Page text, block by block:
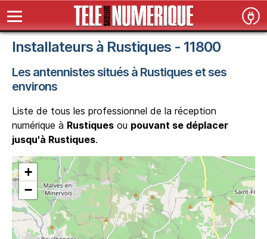
Installateurs à Rustiques - 11800
Les antennistes situés à Rustiques et ses
environs
Liste de tous les professionnel de la réception
numérique à Rustiques ou pouvant se déplacer
jusqu'à Rustiques.
+
−